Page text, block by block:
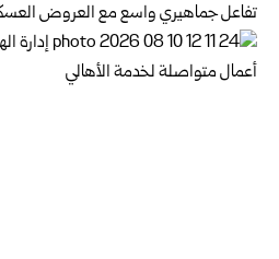
تفاعل جماهيري واسع مع العروض